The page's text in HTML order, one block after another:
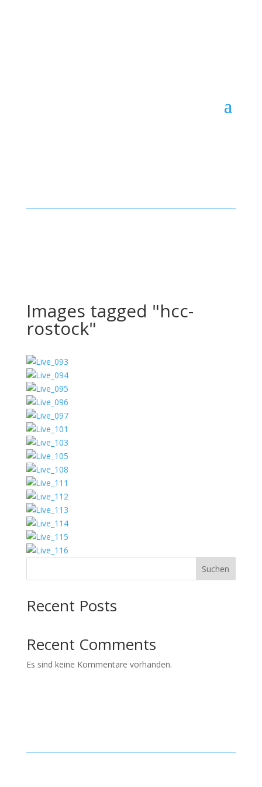
Images tagged "hcc-
rostock"
Suchen
Recent Posts
Recent Comments
Es sind keine Kommentare vorhanden.